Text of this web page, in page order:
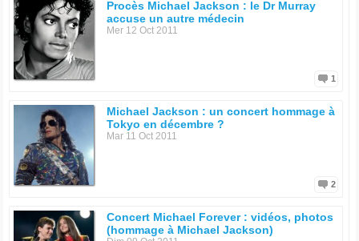
Procès Michael Jackson : le Dr Murray
accuse un autre médecin
Mer 12 Oct 2011
1
Michael Jackson : un concert hommage à
Tokyo en décembre ?
Mar 11 Oct 2011
2
Concert Michael Forever : vidéos, photos
(hommage à Michael Jackson)